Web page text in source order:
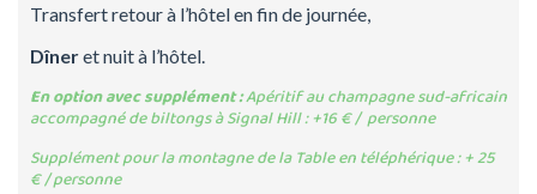
Transfert retour à l’hôtel en fin de journée,
Dîneret nuit à l’hôtel.
En option avec supplément :Apéritif au champagne sud-africain
accompagné de biltongs à Signal Hill : +16 € / personne
Supplément pour la montagne de la Table en téléphérique : + 25
€ / personne